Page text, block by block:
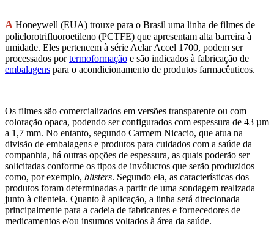
A Honeywell (EUA) trouxe para o Brasil uma linha de filmes de
policlorotrifluoroetileno (PCTFE) que apresentam alta barreira à
umidade. Eles pertencem à série Aclar Accel 1700, podem ser
processados portermoformação e são indicados à fabricação de
embalagens para o acondicionamento de produtos farmacêuticos.
Os filmes são comercializados em versões transparente ou com
coloração opaca, podendo ser configurados com espessura de 43 µm
a 1,7 mm. No entanto, segundo Carmem Nicacio, que atua na
divisão de embalagens e produtos para cuidados com a saúde da
companhia, há outras opções de espessura, as quais poderão ser
solicitadas conforme os tipos de invólucros que serão produzidos
como, por exemplo, blisters. Segundo ela, as características dos
produtos foram determinadas a partir de uma sondagem realizada
junto à clientela. Quanto à aplicação, a linha será direcionada
principalmente para a cadeia de fabricantes e fornecedores de
medicamentos e/ou insumos voltados à área da saúde.